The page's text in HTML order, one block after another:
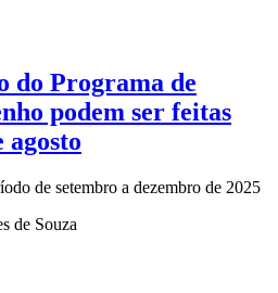
do Programa de
podem ser feitas
agosto
de setembro a dezembro de 2025
de Souza